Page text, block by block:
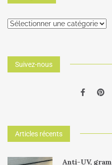
Suivez-nous
Articles récents
Anti-UV,